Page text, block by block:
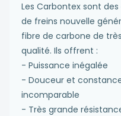
Les Carbontex sont des
de freins nouvelle
fibre de carbone de
qualité. Ils offrent :
- Puissance inégalée
- Douceur et
incomparable
- Très grande